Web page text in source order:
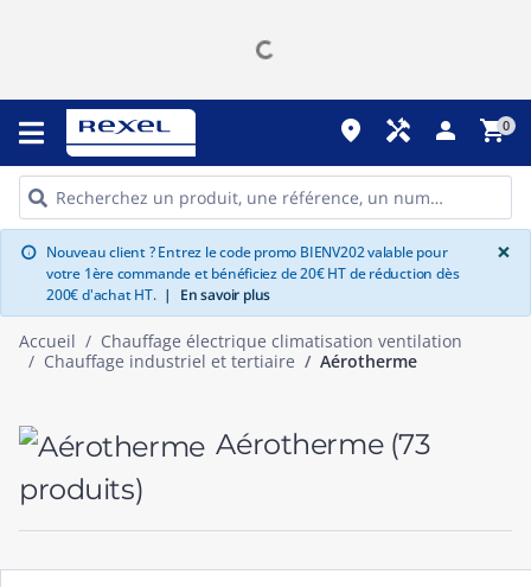
place handyman person shopping_cart0
info Nouveau client ? Entrez le code promo BIENV202 valable pour
votre 1ère commande et bénéficiez de 20€ HT de réduction dès
200€ d'achat HT. | En savoir plus
×
Accueil
Chauffage électrique climatisation ventilation
Chauffage industriel et tertiaire
Aérotherme
Aérotherme (73
produits)